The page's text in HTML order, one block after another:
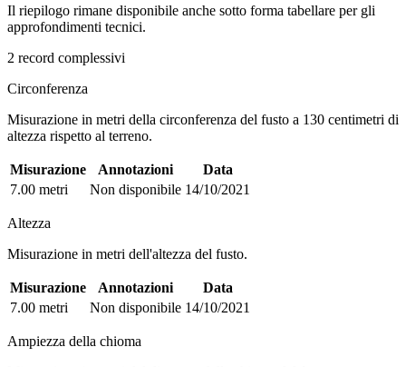
Il riepilogo rimane disponibile anche sotto forma tabellare per gli
approfondimenti tecnici.
2 record complessivi
Circonferenza
Misurazione in metri della circonferenza del fusto a 130 centimetri di
altezza rispetto al terreno.
Misurazione Annotazioni
Data
7.00 metri
Non disponibile 14/10/2021
Altezza
Misurazione in metri dell'altezza del fusto.
Misurazione Annotazioni
Data
7.00 metri
Non disponibile 14/10/2021
Ampiezza della chioma